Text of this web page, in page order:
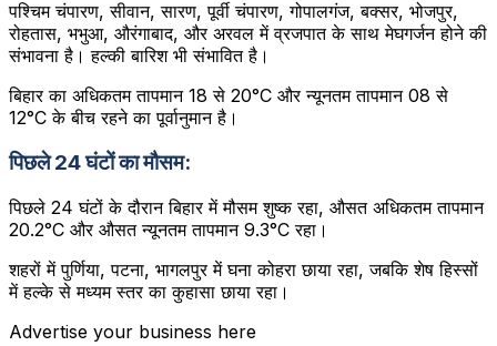
पश्चिम चंपारण, सीवान, सारण, पूर्वी चंपारण, गोपालगंज, बक्सर, भोजपुर,
रोहतास, भभुआ, औरंगाबाद, और अरवल में व्रजपात के साथ मेघगर्जन होने की
संभावना है। हल्की बारिश भी संभावित है।
बिहार का अधिकतम तापमान 18 से 20°C और न्यूनतम तापमान 08 से
12°C के बीच रहने का पूर्वानुमान है।
पिछले 24 घंटों का मौसम:
पिछले 24 घंटों के दौरान बिहार में मौसम शुष्क रहा, औसत अधिकतम तापमान
20.2°C और औसत न्यूनतम तापमान 9.3°C रहा।
शहरों में पुर्णिया, पटना, भागलपुर में घना कोहरा छाया रहा, जबकि शेष हिस्सों
में हल्के से मध्यम स्तर का कुहासा छाया रहा।
Advertise your business here